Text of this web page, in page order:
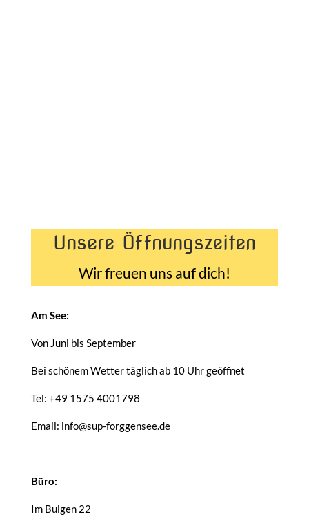
Unsere Öffnungszeiten
Wir freuen uns auf dich!
Am See:
Von Juni bis September
Bei schönem Wetter täglich ab 10 Uhr geöffnet
Tel: +49 1575 4001798
Email: info@sup-forggensee.de
Büro:
Im Buigen 22